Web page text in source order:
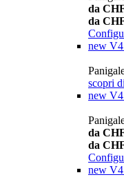
da
da
new V4
scopri
new V4
da
da
new V4